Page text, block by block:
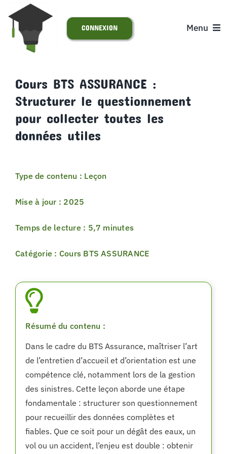
Passer
contenu
Menu
S’INSCRIRE
ACTUALITÉS
CONNEXION
Cours BTS ASSURANCE :
Structurer le questionnement
pour collecter toutes les
données utiles
Type de contenu : Leçon
Mise à jour : 2025
Temps de lecture : 5,7 minutes
Catégorie : Cours BTS ASSURANCE
Résumé du contenu :
Dans le cadre du BTS Assurance, maîtriser l’art
de l’entretien d’accueil et d’orientation est une
compétence clé, notamment lors de la gestion
des sinistres. Cette leçon aborde une étape
fondamentale : structurer son questionnement
pour recueillir des données complètes et
fiables. Que ce soit pour un dégât des eaux, un
vol ou un accident, l’enjeu est double : obtenir